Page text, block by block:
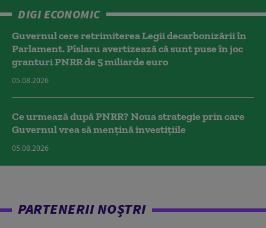
DIGI ECONOMIC
Guvernul cere retrimiterea Legii decarbonizării în
Parlament. Pîslaru avertizează că sunt puse în joc
granturi PNRR de 5 miliarde euro
05.08.2026
Ce urmează după PNRR? Noua strategie prin care
Guvernul vrea să mențină investițiile
05.08.2026
PARTENERII NOȘTRI